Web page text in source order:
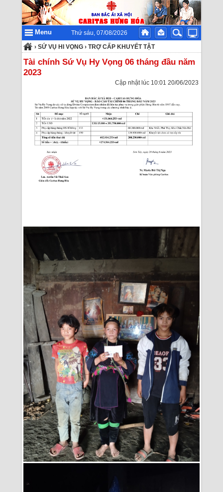
Menu
Thứ sáu, 07/08/2026
› SỨ VỤ HI VỌNG › TRỢ CẤP KHUYẾT TẬT
Tài chính Sứ Vụ Hy Vọng 06 tháng đầu năm
2023
Cập nhật lúc 10:01 20/06/2023